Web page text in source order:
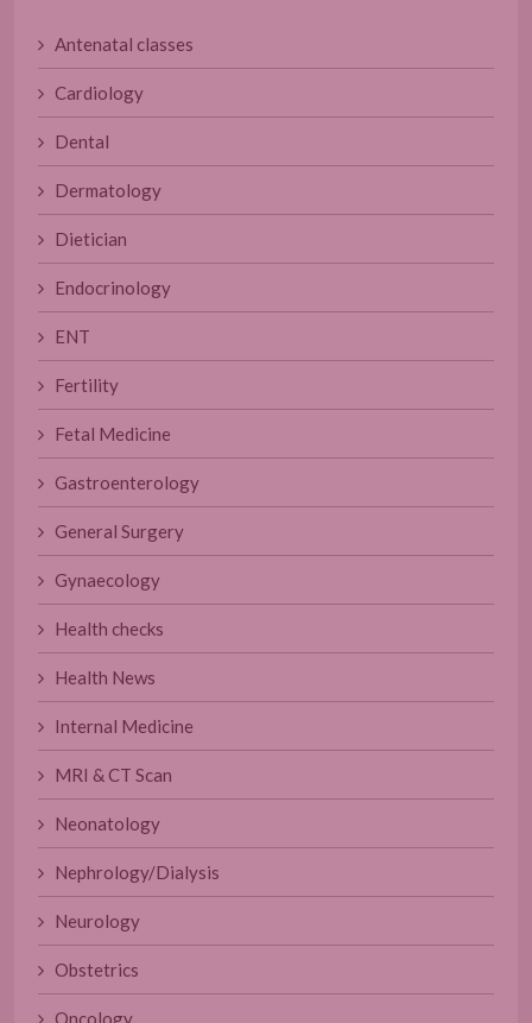
Antenatal classes
Cardiology
Dental
Dermatology
Dietician
Endocrinology
ENT
Fertility
Fetal Medicine
Gastroenterology
General Surgery
Gynaecology
Health checks
Health News
Internal Medicine
MRI & CT Scan
Neonatology
Nephrology/Dialysis
Neurology
Obstetrics
Oncology